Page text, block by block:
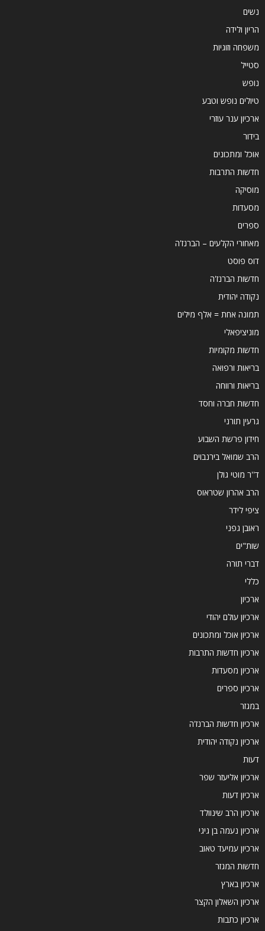
נשים
הריון ולידה
משפחה וזוגיות
סטייל
נופש
טיולים נופש וטבע
ארכיון ענר עוזרי
בידור
אוכל ומתכונים
חדשות התרבות
מוסיקה
מסעדות
ספרים
מאחורי הקלעים – הברנז'ה
דוס פוסט
חדשות הברנז'ה
נקודה יהודית
תמונה אחת = אלף מילים
מוניציפאלי
חדשות מקומיות
בריאות ורפואה
בריאות ורווחה
חדשות חברה וחסד
גרעין תורני
חידון פרשת השבוע
הרב שמואל בירנבוים
ד''ר מוטי גולן
הרב אהרון שטראוס
ציפי לידר
ראובן גפני
שות"ים
דברי תורה
כללי
ארכיון
ארכיון עולם יהודי
ארכיון אוכל ומתכונים
ארכיון חדשות התרבות
ארכיון מסעדות
ארכיון ספרים
במגזר
ארכיון חדשות הברנז'ה
ארכיון נקודה יהודית
דעות
ארכיון אליעזר שפר
ארכיון דעות
ארכיון הרב שינוולד
ארכיון נעמה בן גיגי
ארכיון עמיעד טאוב
חדשות המגזר
ארכיון בארץ
ארכיון השאלון הקצר
ארכיון כתבות